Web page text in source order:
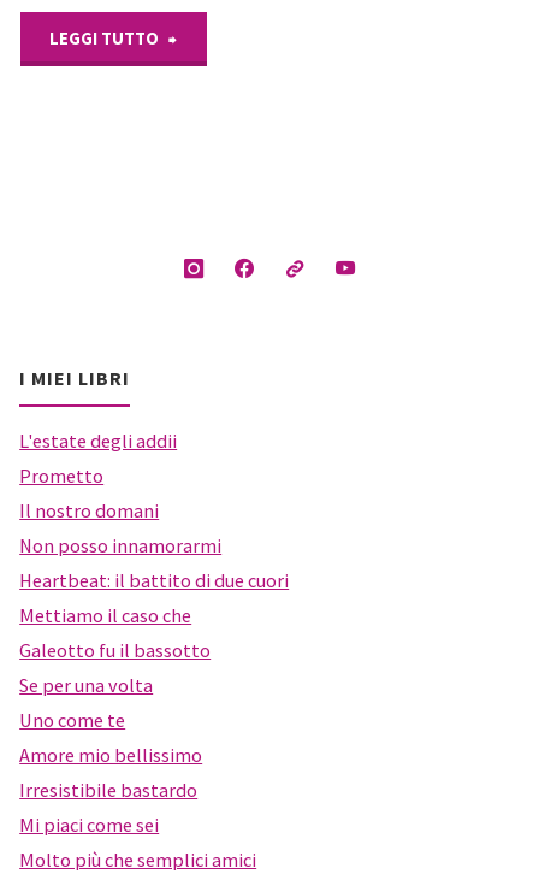
LEGGI TUTTO "Giacomo
virtù
vita"
I MIEI LIBRI
L'estate degli addii
Prometto
Il nostro domani
Non posso innamorarmi
Heartbeat: il battito di due cuori
Mettiamo il caso che
Galeotto fu il bassotto
Se per una volta
Uno come te
Amore mio bellissimo
Irresistibile bastardo
Mi piaci come sei
Molto più che semplici amici